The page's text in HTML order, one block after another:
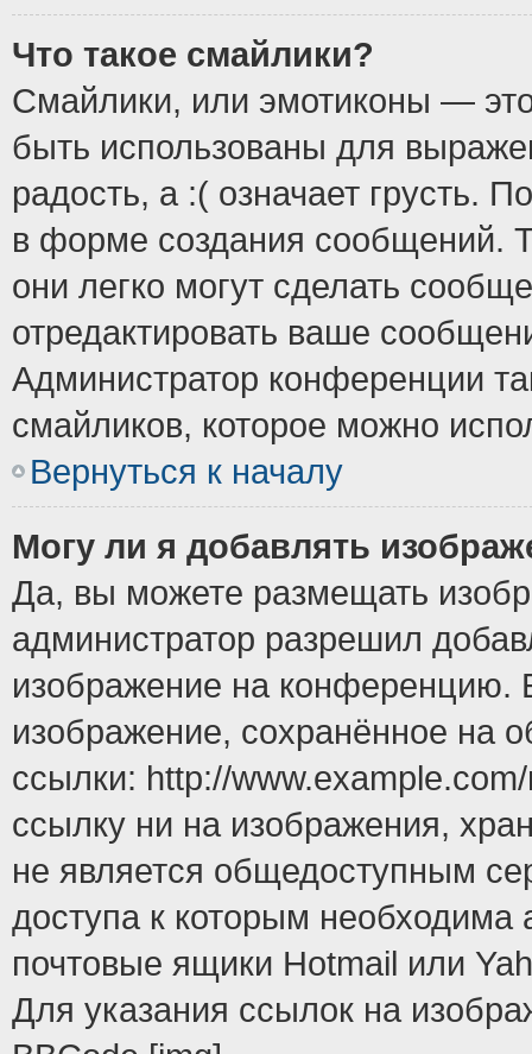
Что такое смайлики?
Смайлики, или эмотиконы —
быть использованы для
радость, а :( означает грусть.
в форме создания сообщений.
они легко могут сделать
отредактировать ваше
Администратор конференции
смайликов, которое можно
Вернуться к началу
Могу ли я добавлять
Да, вы можете размещать
администратор разрешил
изображение на конференцию.
изображение, сохранённое на
ссылки: http://
ссылку ни на изображения,
не является общедоступным
доступа к которым
почтовые ящики Hotmail или
Для указания ссылок на